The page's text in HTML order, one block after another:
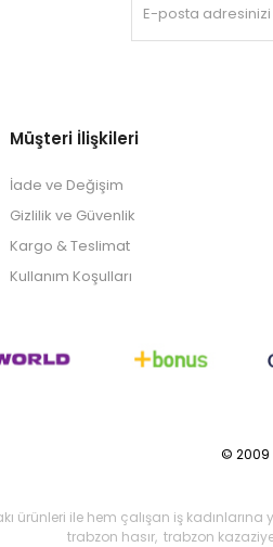
Müşteri İlişkileri
İade ve Değişim
Gizlilik ve Güvenlik
Kargo & Teslimat
Kullanım Koşulları
© 2009
ürünleri ile hem çalışan iş
trabzon hasır, trabzon